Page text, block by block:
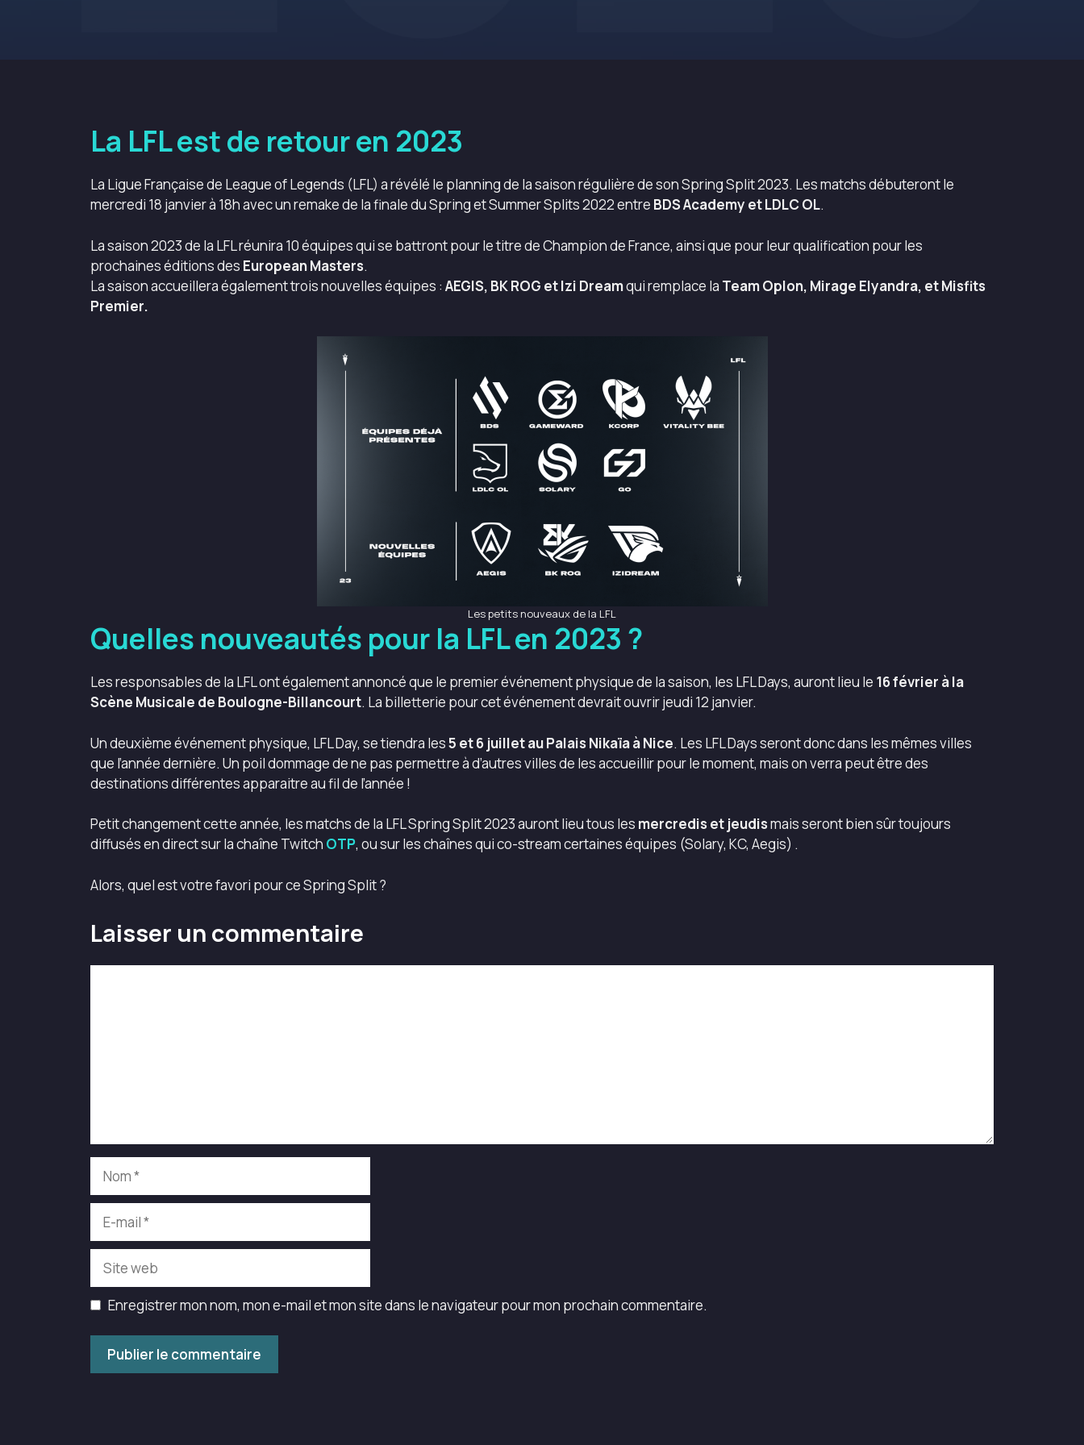
La LFL est de retour en 2023
La Ligue Française de League of Legends (LFL) a révélé le planning de la saison régulière de son Spring Split 2023. Les matchs débuteront le
mercredi 18 janvier à 18h avec un remake de la finale du Spring et Summer Splits 2022 entre BDS Academy et LDLC OL.
La saison 2023 de la LFL réunira 10 équipes qui se battront pour le titre de Champion de France, ainsi que pour leur qualification pour les
prochaines éditions des European Masters.
La saison accueillera également trois nouvelles équipes : AEGIS, BK ROG et Izi Dreamqui remplace la Team Oplon, Mirage Elyandra, et Misfits
Premier.
Les petits nouveaux de la LFL
Quelles nouveautés pour la LFL en 2023 ?
Les responsables de la LFL ont également annoncé que le premier événement physique de la saison, les LFL Days, auront lieu le 16 février à la
Scène Musicale de Boulogne-Billancourt. La billetterie pour cet événement devrait ouvrir jeudi 12 janvier.
Un deuxième événement physique, LFL Day, se tiendra les5 et 6 juillet au Palais Nikaïa à Nice. Les LFL Days seront donc dans les mêmes villes
que l’année dernière. Un poil dommage de ne pas permettre à d’autres villes de les accueillir pour le moment, mais on verra peut être des
destinations différentes apparaitre au fil de l’année !
Petit changement cette année, les matchs de la LFL Spring Split 2023 auront lieu tous les mercredis et jeudismais seront bien sûr toujours
diffusés en direct sur la chaîne Twitch OTP, ou sur les chaînes qui co-stream certaines équipes (Solary, KC, Aegis) .
Alors, quel est votre favori pour ce Spring Split ?
Laisser un commentaire
mail
web
Enregistrer mon nom, mon e-mail et mon site dans le navigateur pour mon prochain commentaire.